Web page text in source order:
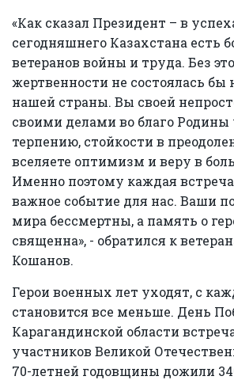
«Как сказал Президент – в
сегодняшнего Казахстана есть
ветеранов войны и труда. Без
жертвенности не состоялась бы
нашей страны. Вы своей
своими делами во благо Родины
терпению, стойкости в
вселяете оптимизм и веру в
Именно поэтому каждая
важное событие для нас. Ваши
мира бессмертны, а память о
священна», - обратился к
Кошанов.
Герои военных лет уходят, с
становится все меньше. День
Карагандинской области
участников Великой
70-летней годовщины дожили